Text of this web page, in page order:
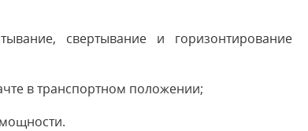
свертывание и горизонтирование
в транспортном положении;